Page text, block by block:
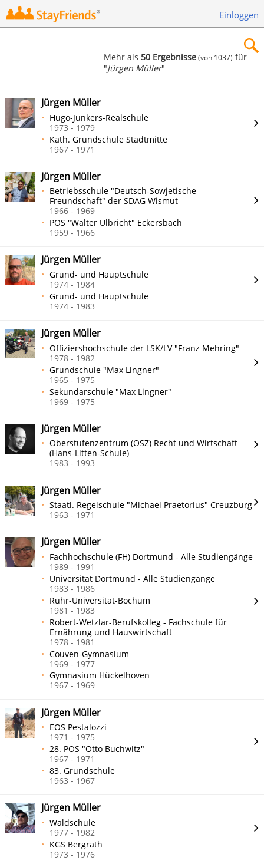
Einloggen
Suchen
Mehr als 50 Ergebnisse(von 1037) für
"Jürgen Müller"
Jürgen Müller
Hugo-Junkers-Realschule
1973 - 1979
Kath. Grundschule Stadtmitte
1967 - 1971
Jürgen Müller
Betriebsschule "Deutsch-Sowjetische
Freundschaft" der SDAG Wismut
1966 - 1969
POS "Walter Ulbricht" Eckersbach
1959 - 1966
Jürgen Müller
Grund- und Hauptschule
1974 - 1984
Grund- und Hauptschule
1974 - 1983
Jürgen Müller
Offiziershochschule der LSK/LV "Franz Mehring"
1978 - 1982
Grundschule "Max Lingner"
1965 - 1975
Sekundarschule "Max Lingner"
1969 - 1975
Jürgen Müller
Oberstufenzentrum (OSZ) Recht und Wirtschaft
(Hans-Litten-Schule)
1983 - 1993
Jürgen Müller
Staatl. Regelschule "Michael Praetorius" Creuzburg
1963 - 1971
Jürgen Müller
Fachhochschule (FH) Dortmund - Alle Studiengänge
1989 - 1991
Universität Dortmund - Alle Studiengänge
1983 - 1986
Ruhr-Universität-Bochum
1981 - 1983
Robert-Wetzlar-Berufskolleg - Fachschule für
Ernährung und Hauswirtschaft
1978 - 1981
Couven-Gymnasium
1969 - 1977
Gymnasium Hückelhoven
1967 - 1969
Jürgen Müller
EOS Pestalozzi
1971 - 1975
28. POS "Otto Buchwitz"
1967 - 1971
83. Grundschule
1963 - 1967
Jürgen Müller
Waldschule
1977 - 1982
KGS Bergrath
1973 - 1976